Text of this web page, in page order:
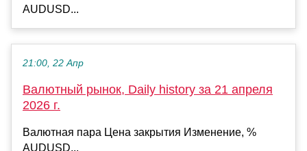
AUDUSD...
21:00, 22 Апр
Валютный рынок, Daily history за 21 апреля
2026 г.
Валютная пара Цена закрытия Изменение, %
AUDUSD...